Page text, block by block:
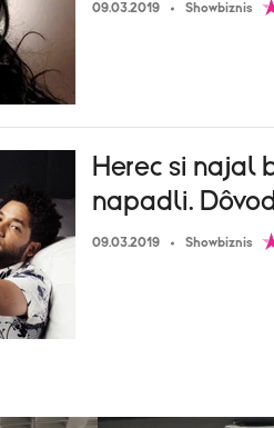
09.03.2019 Showbiznis
Herec si najal
napadli.
09.03.2019 Showbiznis